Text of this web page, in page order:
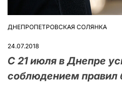
ОПУБЛІКУВАТИ
ДНЕПРОПЕТРОВСКАЯ СОЛЯНКА
24.07.2018
С 21 июля в Днепре
соблюдением правил